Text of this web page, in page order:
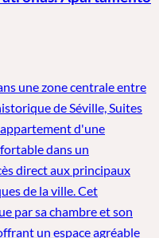
une zone centrale entre
de Séville, Suites
d'une
dans un
direct aux principaux
de la ville. Cet
par sa chambre et son
un espace agréable